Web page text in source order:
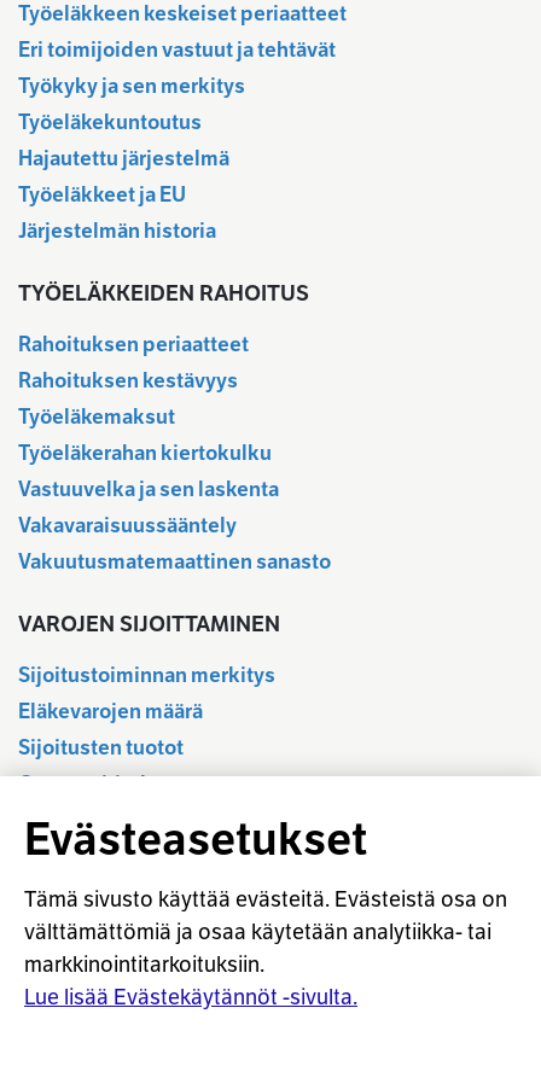
Työeläkkeen keskeiset periaatteet
Eri toimijoiden vastuut ja tehtävät
Työkyky ja sen merkitys
Työeläkekuntoutus
Hajautettu järjestelmä
Työeläkkeet ja EU
Järjestelmän historia
TYÖELÄKKEIDEN RAHOITUS
Rahoituksen periaatteet
Rahoituksen kestävyys
Työeläkemaksut
Työeläkerahan kiertokulku
Vastuuvelka ja sen laskenta
Vakavaraisuussääntely
Vakuutusmatemaattinen sanasto
VAROJEN SIJOITTAMINEN
Sijoitustoiminnan merkitys
Eläkevarojen määrä
Sijoitusten tuotot
Osavuositiedot
Tilastotietokanta
Sijoitustoiminnan sääntely
Vastuullinen sijoittaminen
Sijoitussanasto
Osaketuoton ennakointi
Evästeasetukset
Tämä sivusto käyttää evästeitä. Evästeistä osa on
välttämättömiä ja osaa käytetään analytiikka- tai
markkinointitarkoituksiin.
Lue lisää Evästekäytännöt -sivulta.